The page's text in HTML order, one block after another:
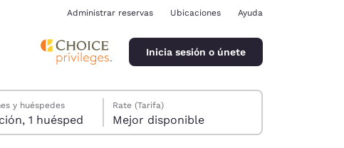
Administrar reservas Ubicaciones Ayuda
Inicia sesión o únete
y huéspedes
1 habitación, 1 huésped
Rate (Tarifa)
Mejor disponible